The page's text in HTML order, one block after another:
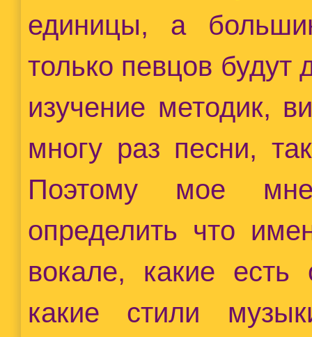
единицы, а
только певцов будут
изучение методик,
многу раз песни,
Поэтому мое
определить что
вокале, какие
какие стили